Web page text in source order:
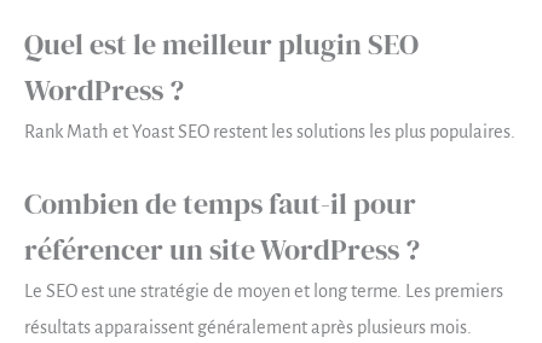
Quel est le meilleur plugin SEO
WordPress ?
Rank Math et Yoast SEO restent les solutions les plus populaires.
Combien de temps faut-il pour
référencer un site WordPress ?
Le SEO est une stratégie de moyen et long terme. Les premiers
résultats apparaissent généralement après plusieurs mois.